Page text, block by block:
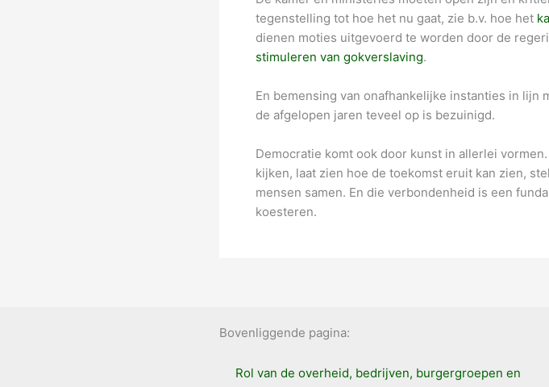
tegenstelling tot hoe het nu gaat, zie b.v. hoe het
dienen moties uitgevoerd te worden door de
stimuleren van gokverslaving.
En bemensing van onafhankelijke instanties in lijn
de afgelopen jaren teveel op is bezuinigd.
Democratie komt ook door kunst in allerlei
kijken, laat zien hoe de toekomst eruit kan zien,
mensen samen. En die verbondenheid is een
koesteren.
Bovenliggende pagina:
Rol van de overheid, bedrijven, burgergroepen en